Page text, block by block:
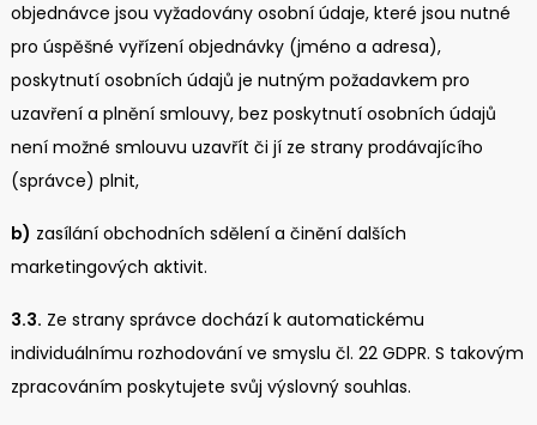
objednávce jsou vyžadovány osobní údaje, které jsou nutné
pro úspěšné vyřízení objednávky (jméno a adresa),
poskytnutí osobních údajů je nutným požadavkem pro
uzavření a plnění smlouvy, bez poskytnutí osobních údajů
není možné smlouvu uzavřít či jí ze strany prodávajícího
(správce) plnit,
b) zasílání obchodních sdělení a činění dalších
marketingových aktivit.
3.3. Ze strany správce dochází k automatickému
individuálnímu rozhodování ve smyslu čl. 22 GDPR. S takovým
zpracováním poskytujete svůj výslovný souhlas.